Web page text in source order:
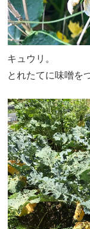
キュウリ。
とれたてに味噌を